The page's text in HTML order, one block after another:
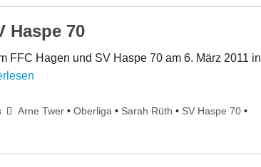
Haspe 70
FFC Hagen und SV Haspe 70 am 6. März 2011 in
Arne Twer• Oberliga • Sarah Rüth • SV Haspe 70•